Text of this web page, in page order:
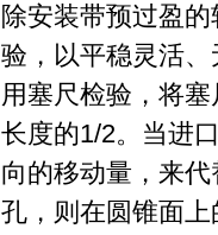
除安装带预过盈
验，以平稳灵活
用塞尺检验，将
长度的1/2。当进
向的移动量，来
孔，则在圆锥面